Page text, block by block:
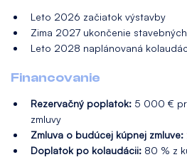
Leto 2026 začiatok výstavby
Zima 2027 ukončenie
Leto 2028 naplánovaná
Financovanie
Rezervačný poplatok: 5 000 €
zmluvy
Zmluva o budúcej kúpnej zmluve:
Doplatok po kolaudácii: 80 % z